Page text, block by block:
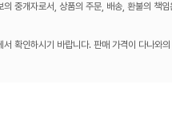
중개자로서, 상품의 주문, 배송, 환불의 책
확인하시기 바랍니다. 판매 가격이 다나와